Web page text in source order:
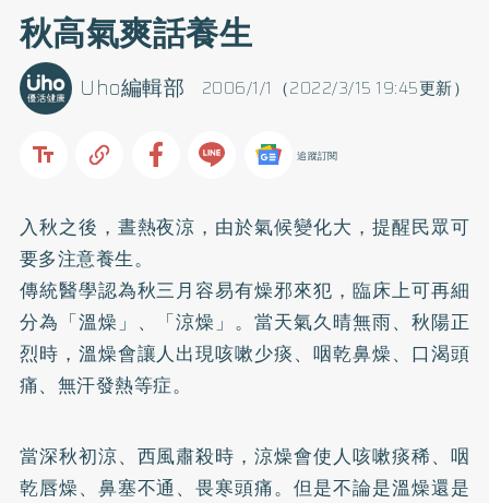
秋高氣爽話養生
2006/1/1（2022/3/15 19:45更新）
Uho編輯部
追蹤訂閱
入秋之後，晝熱夜涼，由於氣候變化大，提醒民眾可
要多注意養生。
傳統醫學認為秋三月容易有燥邪來犯，臨床上可再細
分為「溫燥」、「涼燥」。當天氣久晴無雨、秋陽正
烈時，溫燥會讓人出現咳嗽少痰、咽乾鼻燥、口渴頭
痛、無汗發熱等症。
當深秋初涼、西風肅殺時，涼燥會使人咳嗽痰稀、咽
乾唇燥、鼻塞不通、畏寒頭痛。但是不論是溫燥還是